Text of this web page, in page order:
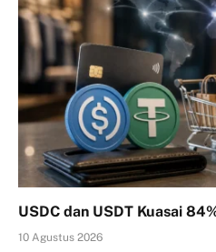
USDC dan USDT Kuasai
10 Agustus 2026